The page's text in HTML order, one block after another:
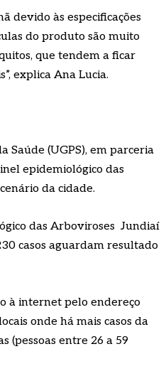
devido às especificações
do produto são muito
que tendem a ficar
explica Ana Lucia.
Saúde (UGPS), em parceria
epidemiológico das
da cidade.
das Arboviroses Jundiaí
casos aguardam resultado
à internet pelo endereço
onde há mais casos da
(pessoas entre 26 a 59